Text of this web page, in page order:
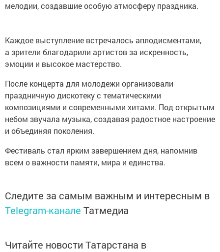
мелодии, создавшие особую атмосферу праздника.
Каждое выступление встречалось аплодисментами,
а зрители благодарили артистов за искренность,
эмоции и высокое мастерство.
После концерта для молодежи организовали
праздничную дискотеку с тематическими
композициями и современными хитами. Под открытым
небом звучала музыка, создавая радостное настроение
и объединяя поколения.
Фестиваль стал ярким завершением дня, напомнив
всем о важности памяти, мира и единства.
Следите за самым важным и интересным в
Telegram-канале Татмедиа
Читайте новости Татарстана в